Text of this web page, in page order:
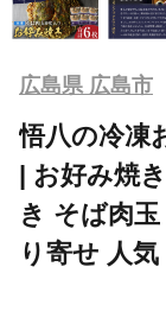
広島県 広島市
悟八の冷凍
| お好み焼
き そば肉
り寄せ 人気